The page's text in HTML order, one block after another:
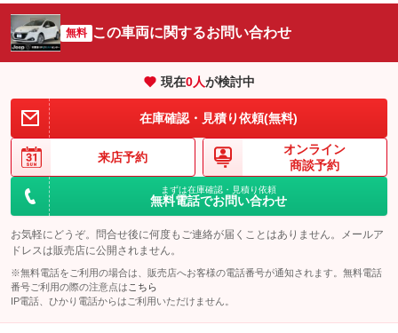
無料 この車両に関するお問い合わせ
現在0人が検討中
在庫確認・見積り依頼(無料)
来店予約
オンライン
商談予約
まずは在庫確認・見積り依頼
無料電話でお問い合わせ
お気軽にどうぞ。問合せ後に何度もご連絡が届くことはありません。メールア
ドレスは販売店に公開されません。
※無料電話をご利用の場合は、販売店へお客様の電話番号が通知されます。無料電話
番号ご利用の際の注意点は こちら
IP電話、ひかり電話からはご利用いただけません。